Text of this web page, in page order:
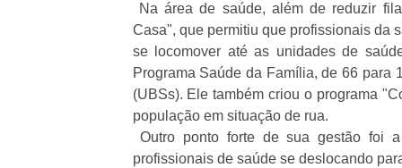
Na área de saúde, além de reduzir
Casa", que permitiu que profissionais da
se locomover até as unidades de
Programa Saúde da Família, de 66 para
(UBSs). Ele também criou o programa
população em situação de rua.
Outro ponto forte de sua gestão foi
profissionais de saúde se deslocando